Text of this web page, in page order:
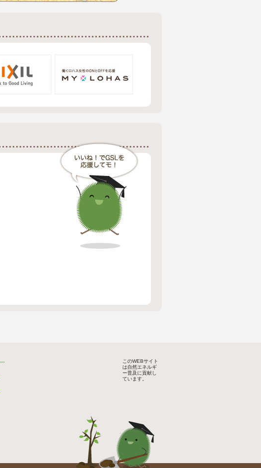
このWEBサイト
は自然エネルギ
ー普及に貢献し
ています。